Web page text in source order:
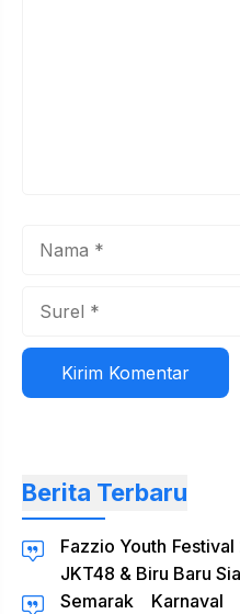
Situs
web
Berita Terbaru
Fazzio Youth
JKT48 & Biru Baru
Semarak Karnaval